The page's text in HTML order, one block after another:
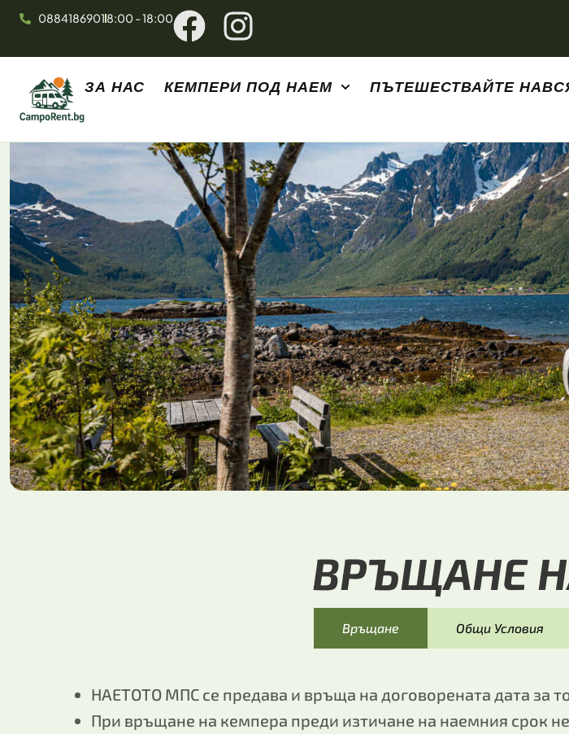
08841869018:00 - 18:00
ЗА НАС КЕМПЕРИ ПОД НАЕМ ПЪТЕШЕСТВАЙТЕ
ВРЪЩАНЕ
Връщане Общи Условия
НАЕТОТО МПС се предава и връща на договорената дата за
При връщане на кемпера преди изтичане на наемния срок